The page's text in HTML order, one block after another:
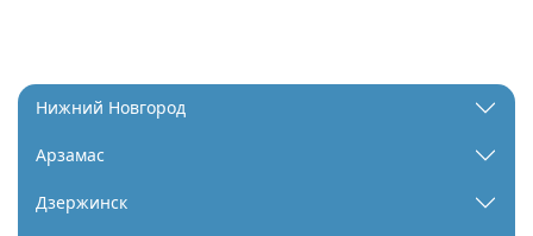
Нижний Новгород
Арзамас
Дзержинск